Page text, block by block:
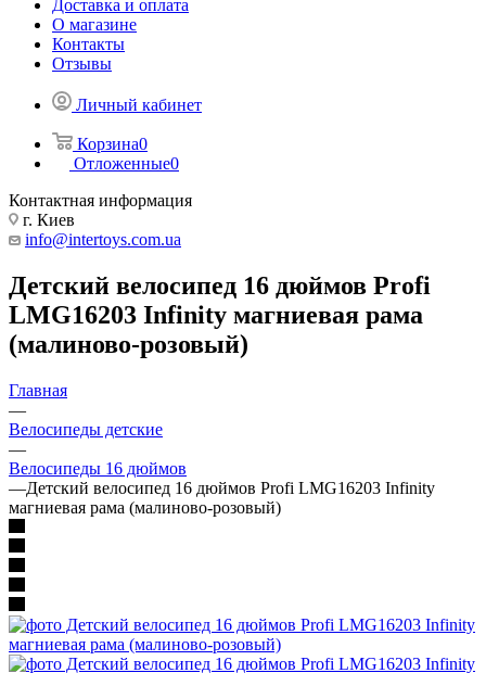
Доставка и оплата
О магазине
Контакты
Отзывы
Личный кабинет
Корзина0
Отложенные0
Контактная информация
г. Киев
info@intertoys.com.ua
Детский велосипед 16 дюймов Profi
LMG16203 Infinity магниевая рама
(малиново-розовый)
Главная
—
Велосипеды детские
—
Велосипеды 16 дюймов
—Детский велосипед 16 дюймов Profi LMG16203 Infinity
магниевая рама (малиново-розовый)